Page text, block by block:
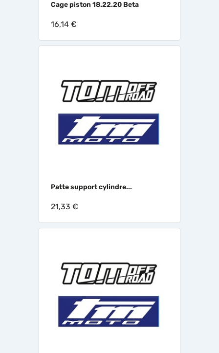
Cage piston 18.22.20 Beta
16,14 €
Patte support cylindre...
21,33 €